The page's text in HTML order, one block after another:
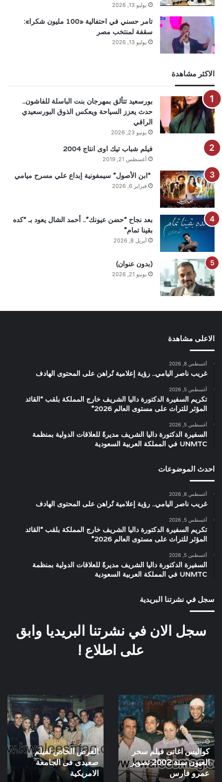
يوليو 13, 2026
تامر حسني في احتفالية «100 مليون شكرا»:
سقفة لمنتخب مصر
يوليو 13, 2026
الاكثر مشاهدة
بورسعيد تتألق بمهرجان بنت الباسلة للفاشون..
حدث يعزز السياحة ويعكس الذوق البورسعيدي
الراقي
يونيو 23, 2026
فيلم شباب تيك اوى انتاج 2004
أغسطس 21, 2019
“ابن الأصول” سيمفونية إبداع علي مسرح ميامي
فبراير 6, 2026
بعد نجاح “حضن عيونك”.. أحمد الشال يعود بـ “كده
بقينا تمام”
أبريل 8, 2026
(بدون عنوان)
يونيو 21, 2026
الاعلى مشاهدة
أغسطس 8, 2026
غريب ناصر اليامي.. رؤية إعلامية تُراهن على المحتوى الهادف
أغسطس 5, 2026
تكريم السفيرة الدكتورة داليا الشريف خارج المملكة بلقب “القائد
المؤثر للتراث على مستوى العالم 2026”
أغسطس 5, 2026
السفيرة الدكتورة داليا الشريف مديرةً للعلاقات الدولية بمنظمة
UNMTC في المملكة العربية السعودية
احدث الموضوعات
أغسطس 8, 2026
غريب ناصر اليامي.. رؤية إعلامية تُراهن على المحتوى الهادف
أغسطس 5, 2026
تكريم السفيرة الدكتورة داليا الشريف خارج المملكة بلقب “القائد
المؤثر للتراث على مستوى العالم 2026”
أغسطس 5, 2026
السفيرة الدكتورة داليا الشريف مديرةً للعلاقات الدولية بمنظمة
UNMTC في المملكة العربية السعودية
سجل في نشرتنا البريدية
سجل الان في نشرتنا البريديا وابق
على اطلاع !
كواليس
اغانى
فيلم
سحر
العيون
سنة
2002
تصوير
ديسمبر 5, 2019
كواليس اغانى فيلم سحر
العيون سنة 2002 تصوير
عمرو فارس
العرض
الخاص
لفيلم
صعيدى
فى
الجامعة
الامريكية
سبتمبر 30, 2019
العرض الخاص لفيلم
صعيدى فى الجامعة
الامريكية